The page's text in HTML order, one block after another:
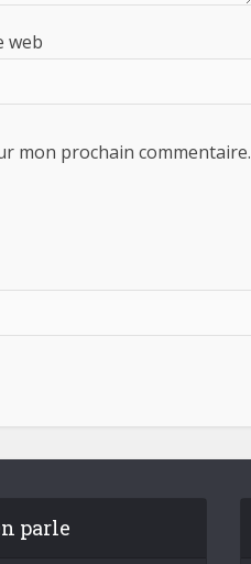
web
mon prochain commentaire.
parle